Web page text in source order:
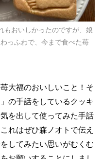
もおいしかったのですが、娘
っふわで、今まで食べた苺
大福のおいしいこと！そ
の手話をしているクッキ
を出して使ってみた手話
れはぜひ森ノオトで伝え
してみたい思いがむくむ